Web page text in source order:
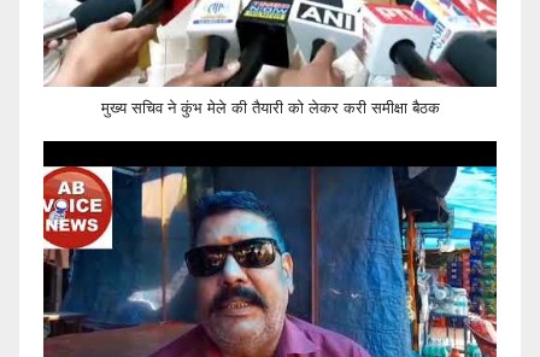
मुख्य सचिव ने कुंभ मेले की तैयारी को लेकर करी समीक्षा बैठक